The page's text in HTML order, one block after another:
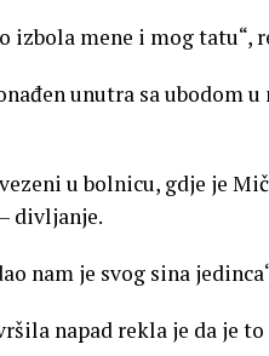
izbola mene i mog
unutra sa ubodom
u bolnicu, gdje je
divljanje.
nam je svog sina
napad rekla je da je